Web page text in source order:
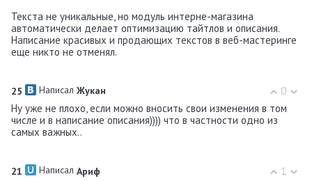
Текста не уникальные, но модуль интерне-магазина
автоматически делает оптимизацию тайтлов и описания.
Написание красивых и продающих текстов в веб-мастеринге
еще никто не отменял.
0
25 Написал Жукан
Ну уже не плохо, если можно вносить свои изменения в том
числе и в написание описания)))) что в частности одно из
самых важных..
1
21 Написал Ариф